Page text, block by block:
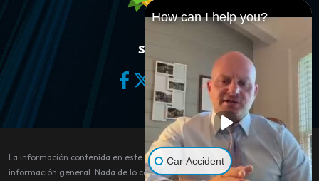
Síganos
La información contenida en este sitio web es sólo para fines de
información general. Nada de lo contenido en este sitio debe tomarse
How can I help you?
Car Accident